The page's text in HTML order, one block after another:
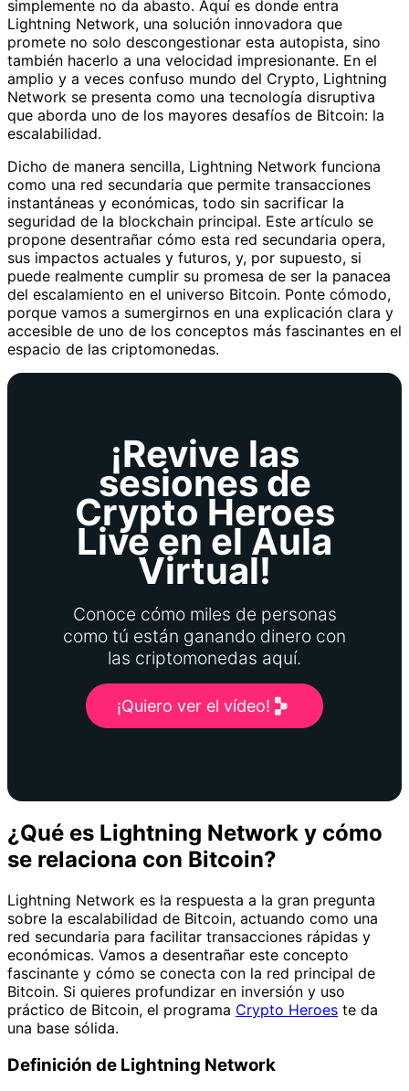
simplemente no da abasto. Aquí es donde entra
Lightning Network, una solución innovadora que
promete no solo descongestionar esta autopista, sino
también hacerlo a una velocidad impresionante. En el
amplio y a veces confuso mundo del Crypto, Lightning
Network se presenta como una tecnología disruptiva
que aborda uno de los mayores desafíos de Bitcoin: la
escalabilidad.
Dicho de manera sencilla, Lightning Network funciona
como una red secundaria que permite transacciones
instantáneas y económicas, todo sin sacrificar la
seguridad de la blockchain principal. Este artículo se
propone desentrañar cómo esta red secundaria opera,
sus impactos actuales y futuros, y, por supuesto, si
puede realmente cumplir su promesa de ser la panacea
del escalamiento en el universo Bitcoin. Ponte cómodo,
porque vamos a sumergirnos en una explicación clara y
accesible de uno de los conceptos más fascinantes en el
espacio de las criptomonedas.
¡Revive las
sesiones de
Crypto Heroes
Live en el Aula
Virtual!
Conoce cómo miles de personas
como tú están ganando dinero con
las criptomonedas aquí.
¡Quiero ver el vídeo!
¿Qué es Lightning Network y cómo
se relaciona con Bitcoin?
Lightning Network es la respuesta a la gran pregunta
sobre la escalabilidad de Bitcoin, actuando como una
red secundaria para facilitar transacciones rápidas y
económicas. Vamos a desentrañar este concepto
fascinante y cómo se conecta con la red principal de
Bitcoin. Si quieres profundizar en inversión y uso
práctico de Bitcoin, el programa Crypto Heroes te da
una base sólida.
Definición de Lightning Network